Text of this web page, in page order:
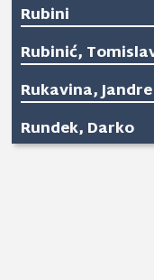
Rubini
Rubinić,
Rukavina, Jandre
Rundek, Darko